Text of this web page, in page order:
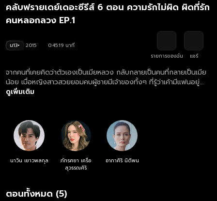
คลับฟรายเดย์เดอะซีรีส์ 6 ตอน ความรักไม่ผิด ผิดที่รัก
คนหลอกลวง EP.1
น13+ 2015
0:45:19 นาที
รายการของฉัน
แชร์
จากคนที่เคยคิดว่าตัวเองเป็นเมียหลวง กลับกลายเป็นคนที่กลายเป็นเมีย
น้อย เมื่อหญิงสาวสวยยอมคบผู้ชายมีเจ้าของทั้งๆ ที่รู้ว่าเค้ามีแฟนอยู่
แล้ว
ดูเพิ่มเติม
นาวิน เยาวพลกุล
ภัทรศยา เครือ
สุวรรณศิริ
อาภาศิริ นิติพน
ตอนทั้งหมด (5)